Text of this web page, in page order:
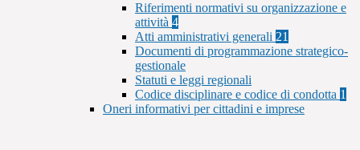
Riferimenti normativi su organizzazione e
attività 4
Atti amministrativi generali 21
Documenti di programmazione strategico-
gestionale
Statuti e leggi regionali
Codice disciplinare e codice di condotta 1
Oneri informativi per cittadini e imprese